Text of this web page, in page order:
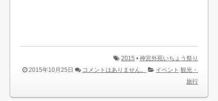
2015 • 神宮外苑いちょう祭り
2015年10月25日
コメントはありません。 イベント 観光・
旅行